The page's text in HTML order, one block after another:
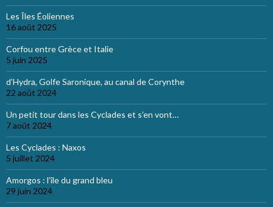
Les Îles Éoliennes
16 août 2025
Corfou entre Grèce et Italie
5 juin 2025
d’Hydra, Golfe Saronique, au canal de Corynthe
22 août 2024
Un petit tour dans les Cyclades et s’en vont…
7 août 2024
Les Cyclades : Naxos
5 juillet 2024
Amorgos : l’île du grand bleu
29 juin 2024